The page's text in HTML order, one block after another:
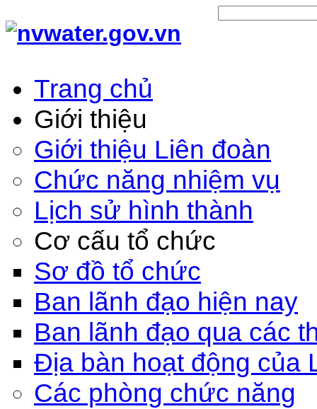
Trang chủ
Giới thiệu
Giới thiệu Liên đoàn
Chức năng nhiệm vụ
Lịch sử hình thành
Cơ cấu tổ chức
Sơ đồ tổ chức
Ban lãnh đạo hiện nay
Ban lãnh đạo qua các
Địa bàn hoạt động của
Các phòng chức năng